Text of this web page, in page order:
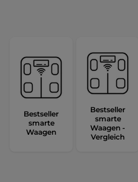
Bestseller
smarte
Waagen
Bestseller
smarte
Waagen -
Vergleich